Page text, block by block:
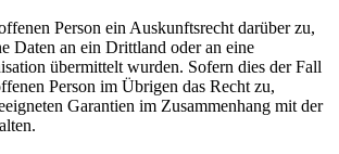
Person ein Auskunftsrecht darüber zu,
Daten an ein Drittland oder an eine
übermittelt wurden. Sofern dies der Fall
Person im Übrigen das Recht zu,
Garantien im Zusammenhang mit der